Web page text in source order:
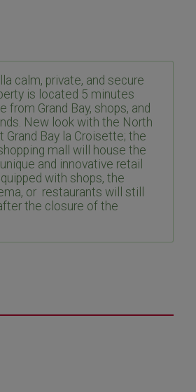
calm, private, and secure
is located 5 minutes
from Grand Bay, shops, and
New look with the North
Bay la Croisette; the
mall will house the
and innovative retail
with shops, the
or restaurants will still
the closure of the